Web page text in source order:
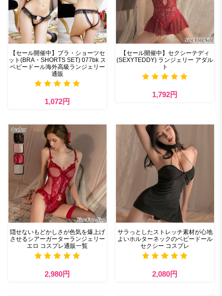
【セール開催中】ブラ・ショーツセ
ット(BRA・SHORTS SET) 077bk ス
ベビードール海外高級ランジェリー
通販
1,072円
【セール開催中】セクシーテディ
(SEXYTEDDY) ランジェリー アダル
ト
1,792円
隠せないもどかしさが色気を爆上げ
させるシアーガーターランジェリー
エロ コスプレ通販一覧
2,980円
サラっとしたストレッチ素材が心地
よいホルターネックのベビードール
セクシー コスプレ
2,080円